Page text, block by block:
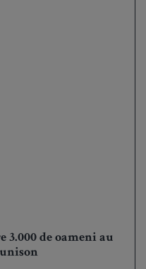
de oameni au